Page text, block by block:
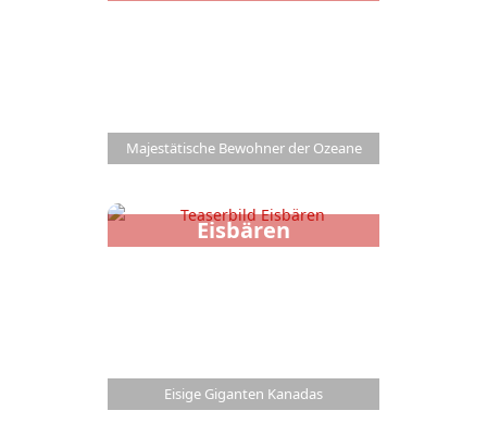
Majestätische Bewohner der Ozeane
Eisbären
Eisige Giganten Kanadas